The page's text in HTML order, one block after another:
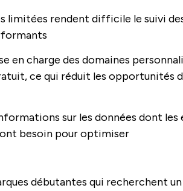
limitées rendent difficile le suivi
en charge des domaines
ce qui réduit les opportunités
sur les données dont les
besoin pour optimiser
débutantes qui recherchent